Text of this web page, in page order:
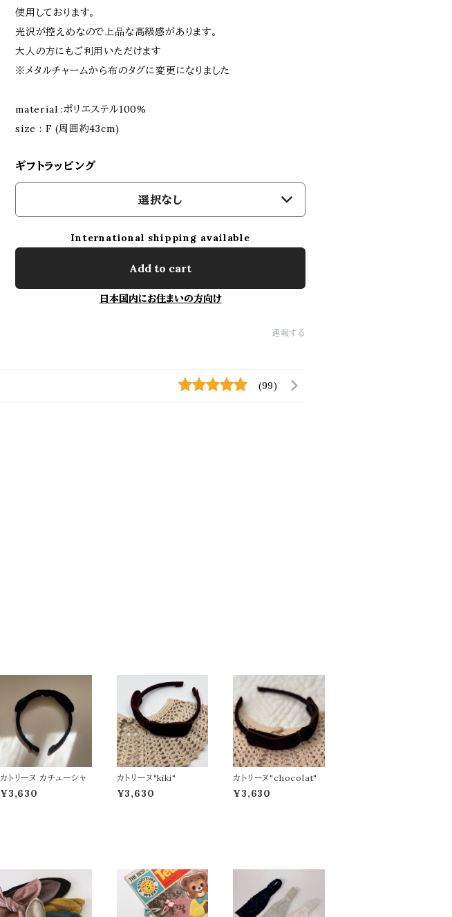
使用しております。
光沢が控えめなので上品な高級感があります。
大人の方にもご利用いただけます
※メタルチャームから布のタグに変更になりました
material :ポリエステル100%
size : F (周囲約43cm)
ギフトラッピング
選択なし
International shipping available
Add to cart
日本国内にお住まいの方向け
通報する
(99)
カトリーヌ カチューシャ
¥3,630
カトリーヌ"kiki"
¥3,630
カトリーヌ"chocolat"
¥3,630